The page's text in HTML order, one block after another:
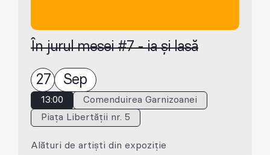
În jurul mesei #7 - ia și lasă
27 Sep
13:00
Comenduirea Garnizoanei
Piața Libertății nr. 5
Alături de artiști din expoziție